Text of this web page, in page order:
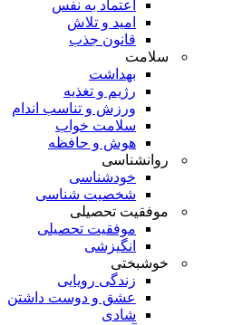
اعتماد به نفس
امید و تلاش
قانون جذب
سلامت
بهداشت
رژیم و تغذیه
ورزش و تناسب اندام
سلامت خواب
هوش و حافظه
روانشناسی
خودشناسی
شخصیت شناسی
موفقیت تحصیلی
موفقیت تحصیلی
انگیزشی
خوشبختی
زندگی رویایی
عشق و دوست داشتن
شادی